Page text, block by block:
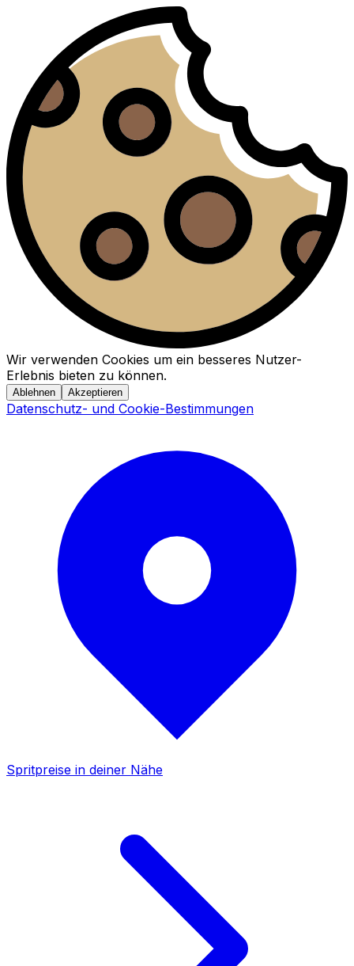
Wir verwenden Cookies um ein besseres Nutzer-
Erlebnis bieten zu können.
Ablehnen Akzeptieren
Datenschutz- und Cookie-Bestimmungen
Spritpreise in deiner Nähe